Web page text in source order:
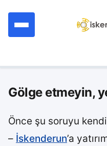
Gölge etmeyin,
Önce şu soruyu
– İskenderun’a